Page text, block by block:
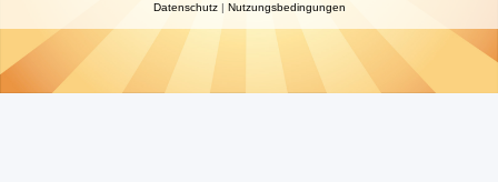
Datenschutz| Nutzungsbedingungen